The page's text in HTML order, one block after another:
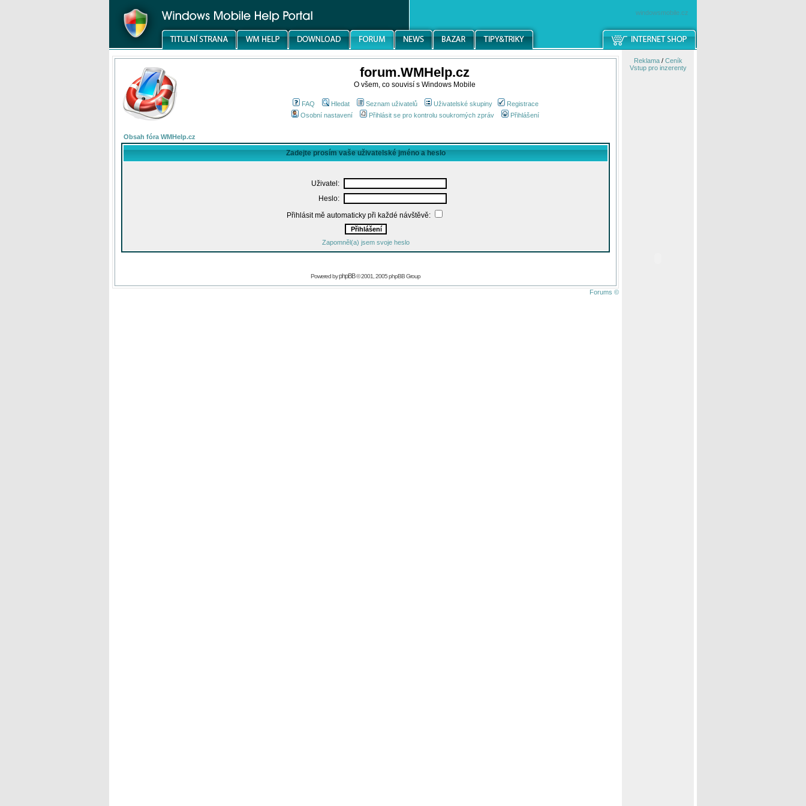
windowsmobile.cz
forum.WMHelp.cz
O všem, co souvisí s Windows Mobile
FAQ Hledat Seznam uživatelů Uživatelské skupiny
Registrace
Osobní nastavení
Přihlásit se pro kontrolu soukromých zpráv Přihlášení
Obsah fóra WMHelp.cz
Zadejte prosím vaše uživatelské jméno a heslo
Uživatel:
Heslo:
Přihlásit mě automaticky při každé návštěvě:
Zapomněl(a) jsem svoje heslo
Powered byphpBB© 2001, 2005 phpBB Group
Forums ©
Reklama/ Ceník
Vstup pro inzerenty